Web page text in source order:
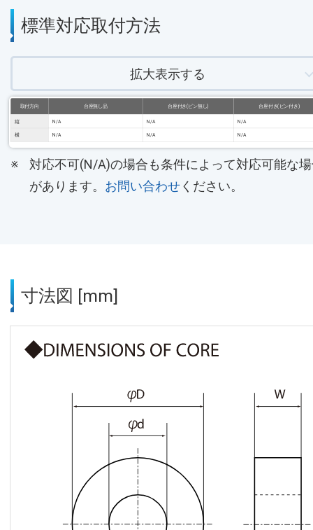
標準対応取付方法
拡大表示する
取付方向 台座無し品 台座付き(ピン無し) 台座付き(ピン付き)
縦 N/A N/A N/A
横 N/A N/A N/A
対応不可(N/A)の場合も条件によって対応可能な
があります。 お問い合わせください。
寸法図 [mm]